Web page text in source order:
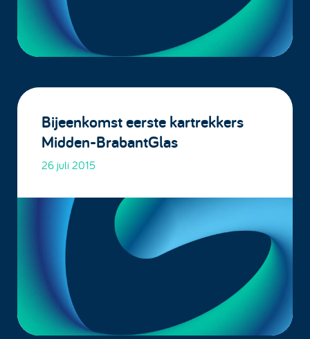
Bijeenkomst eerste kartrekkers
Midden-BrabantGlas
26 juli 2015